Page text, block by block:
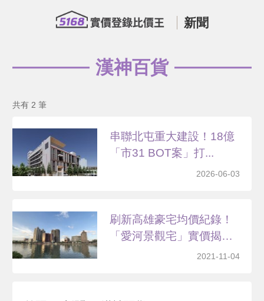
新聞
漢神百貨
共有 2 筆
串聯北屯重大建設！18億
「市31 BOT案」打...
2026-06-03
刷新高雄豪宅均價紀錄！
「愛河景觀宅」實價揭露
2021-11-04